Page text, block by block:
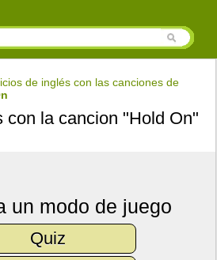
de inglés con las canciones de
con la cancion "Hold On"
un modo de juego
Quiz